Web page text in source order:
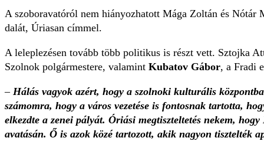
A szoboravatóról nem hiányozhatott Mága Zoltán és
dalát, Úriasan címmel.
A leleplezésen tovább több politikus is részt vett. Sztojka
Szolnok polgármestere, valamint Kubatov Gábor, a Fradi
– Hálás vagyok azért, hogy a szolnoki kulturális
számomra, hogy a város vezetése is fontosnak tartotta,
elkezdte a zenei pályát. Óriási megtiszteltetés nekem,
avatásán. Ő is azok közé tartozott, akik nagyon tisztelték